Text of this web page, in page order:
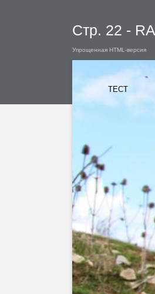
Стр. 22 -
Упрощенная HTML-версия
ТЕСТ